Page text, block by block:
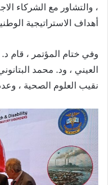
، والتشاور مع الشركاء
أهداف الاستراتيجية
وفي ختام المؤتمر ، قام
العيني ، ود. محمد
نقيب العلوم الصحية ،